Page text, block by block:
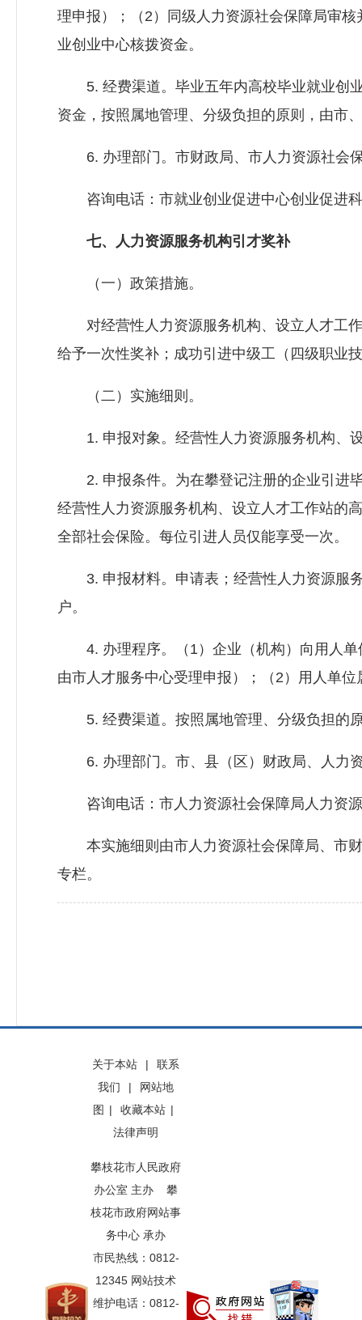
理申报）；（2）同级 人力资源社会保障局审核
业创业中心核拨资金。
5. 经费渠道。毕业五年内高校毕业就业创业
资金，按照属地管理、分级负担的原则，由市
6. 办理部门。市财政局、市人力资源社会
咨询电话：市就业创业促进中心创业促进
七、人力资源服务机构引才奖补
（一）政
对经营性人力资源服务机构、设立人才工作
给予一次性奖补；成功引进中级工（四级职业
（二）实施细则。
1. 申报对象。经营性人力资源服务机构、
2. 申报条件。为在攀登记注册的企业引进毕
经营性人力资源服务机构、设立人才工作站的
全部社会保险。每位引进人员仅能享受一次。
3. 申报材料。申请表；经营性人力资源服务
户。
4. 办理程序。（1）企业（机构）向用人单
由市人才服务中心受理申报）；（2）用人单位
5. 经费渠道。按照属地管理、分级负担的
6. 办理部门。市、县（区）财政局、 人力
咨询电话：市人力资源社会保障局 人力资
本实施细则由市人力资源社会保障局、市
专栏。
关于本站 |
联系
我们
|
网站地
图 | 收藏本站 |
法律声明
攀枝花市人民政府
办公室 主办 攀
枝花市政府网站事
务中心 承办
市民热线：0812-
12345 网站技术
维护电话：0812-